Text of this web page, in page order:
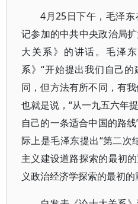
4月25日下午，毛泽
记参加的中共中央政治局
大关系》的讲话。毛泽
系》“开始提出我们自己
同，但方法有所不同，有我
也就是说，“从一九五六年
自己的一条适合中国的路
际上是毛泽东提出“第二次
主义建设道路探索的最初
义政治经济学探索的最初的